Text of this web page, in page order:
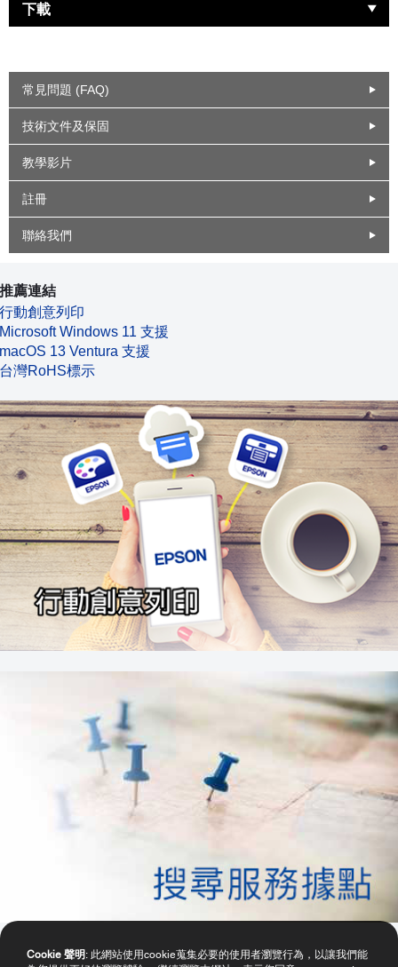
下載
常見問題 (FAQ)
技術文件及保固
教學影片
註冊
聯絡我們
推薦連結
行動創意列印
Microsoft Windows 11 支援
macOS 13 Ventura 支援
台灣RoHS標示
Cookie 聲明 : 此網站使用cookie蒐集必要的使用者瀏覽行為，以讓我們能